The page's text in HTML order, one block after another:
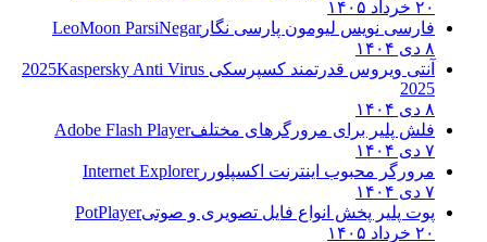
فارسی نویس لیومون پارسی نگارLeoMoon ParsiNegar
آنتی ویروس قدرتمند کسپرسکی 2025Kaspersky Anti Virus
فلش پلیر برای مرورگرهای مختلف Adobe Flash Player
مرورگر محبوب اینترنت اکسپلوررInternet Explorer
پوت پلیر پخش انواع فایل تصویری و صوتیPotPlayer